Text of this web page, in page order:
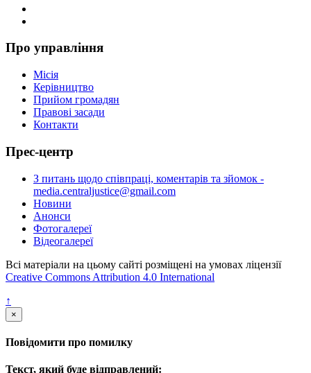
Про управління
Місія
Керівництво
Прийом громадян
Правові засади
Контакти
Прес-центр
З питань щодо співпраці, коментарів та зйомок -
media.centraljustice@gmail.com
Новини
Анонси
Фотогалереї
Відеогалереї
Всі матеріали на цьому сайті розміщені на умовах ліцензії
Creative Commons Attribution 4.0 International
↑
×
Повідомити про помилку
Текст, який буде відправлений: